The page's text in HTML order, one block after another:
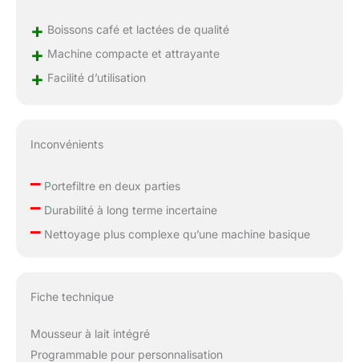
+ Boissons café et lactées de qualité
+ Machine compacte et attrayante
+ Facilité d’utilisation
Inconvénients
–Portefiltre en deux parties
–Durabilité à long terme incertaine
–Nettoyage plus complexe qu’une machine basique
Fiche technique
Mousseur à lait intégré
Programmable pour personnalisation